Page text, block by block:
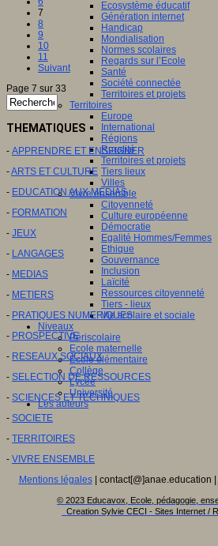
Ecosystème éducatif
Génération internet
Handicap
Mondialisation
Normes scolaires
Regards sur l’Ecole
Santé
Société connectée
Territoires et projets
Territoires
Europe
International
Régions
Ruralité
Territoires et projets
Tiers lieux
Villes
Vivre ensemble
Citoyenneté
Culture européenne
Démocratie
Egalité Hommes/Femmes
Ethique
Gouvernance
Inclusion
Laïcité
Ressources citoyenneté
Tiers - lieux
Vie scolaire et sociale
Niveaux
Périscolaire
Ecole maternelle
Ecole élémentaire
Collège
Lycée
Université
Les auteurs
7
8
9
10
11
Suivant
Page 7 sur 33
THEMATIQUES
- APPRENDRE ET ENSEIGNER
-ARTS ET CULTURE
- EDUCATION AUX MEDIAS
- FORMATION
- JEUX
- LANGAGES
- MEDIAS
- METIERS
- PRATIQUES NUMERIQUES
- PROSPECTIVE
- RESEAUX SOCIAUX
- SELECTION DE RESSOURCES
- SCIENCES ET TECHNIQUES
- SOCIETE
- TERRITOIRES
- VIVRE ENSEMBLE
Mentions légales| contact[@]anae.education |
© 2023 Educavox, Ecole, pédagogie,
Creation Sylvie CECI - Sites Internet /